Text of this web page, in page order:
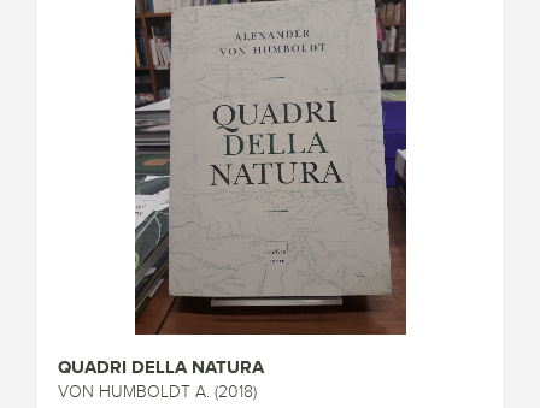
QUADRI DELLA NATURA
VON HUMBOLDT A. (2018)